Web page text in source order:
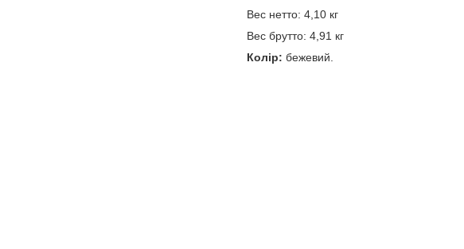
Вес нетто: 4,10 кг
Вес брутто: 4,91 кг
Колір: бежевий.